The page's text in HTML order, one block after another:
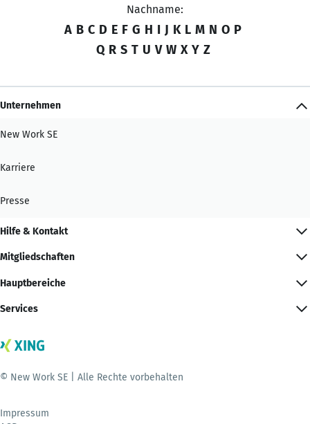
Nachname:
A B C D E F G H I J K L M N O P
Q R S T U V W X Y Z
Unternehmen
New Work SE
Karriere
Presse
Hilfe & Kontakt
Mitgliedschaften
Hauptbereiche
Services
© New Work SE | Alle Rechte vorbehalten
Impressum